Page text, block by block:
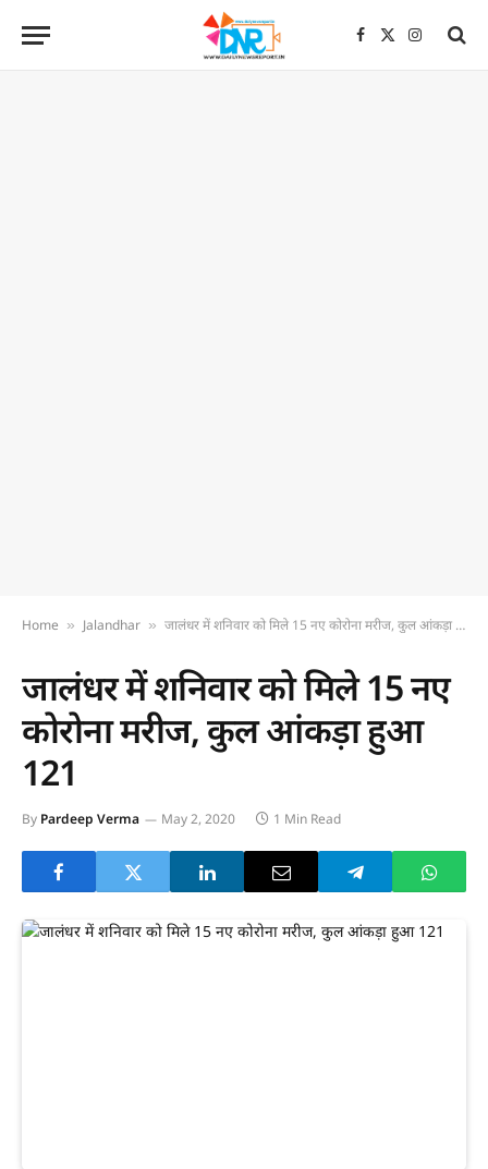
Facebook
X
Home » Jalandhar » जालंधर में शनिवार को मिले 15 नए कोरोना मरीज, कुल आंकड़ा हुआ 121
जालंधर में शनिवार को मिले 15 नए
कोरोना मरीज, कुल आंकड़ा हुआ
121
By Pardeep Verma May 2, 2020 1 Min Read